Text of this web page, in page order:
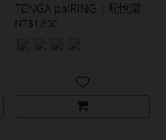
TENGA paiRING｜配悅環
NT$1,800